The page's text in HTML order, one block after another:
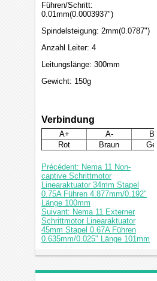
Führen/Schritt:
0.01mm(0.0003937")
Spindelsteigung: 2mm(0.0787")
Anzahl Leiter: 4
Leitungslänge: 300mm
Gewicht: 150g
Verbindung
A+ A-
Rot
Braun
Précédent: Nema 11 Non-
captive Schrittmotor
Linearaktuator 34mm Stapel
0.75A Führen 4.877mm/0.192"
Länge 100mm
Suivant: Nema 11 Externer
Schrittmotor Linearaktuator
45mm Stapel 0.67A Führen
0.635mm/0.025" Länge 101mm